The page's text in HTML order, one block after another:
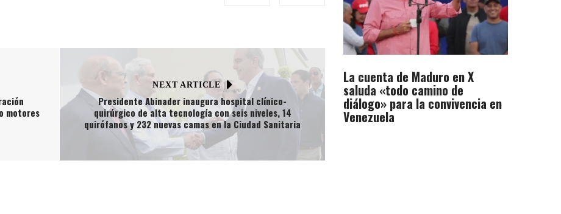
motores
NEXT ARTICLE
Presidente Abinader inaugura hospital clínico-
quirúrgico de alta tecnología con seis niveles, 14
quirófanos y 232 nuevas camas en la Ciudad Sanitaria
La cuenta de Maduro en X
saluda «todo camino de
diálogo» para la convivencia en
Venezuela